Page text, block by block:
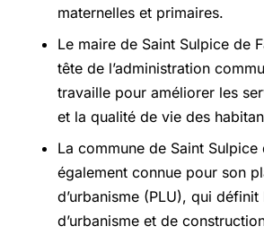
maternelles et primaires.
Le maire de Saint Sulpice de
tête de l’administration
travaille pour améliorer les
et la qualité de vie des
La commune de Saint Sulpice
également connue pour son
d’urbanisme (PLU), qui définit
d’urbanisme et de